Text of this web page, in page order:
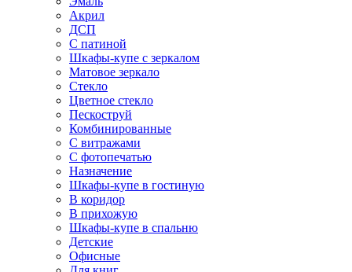
Акрил
ДСП
С патиной
Шкафы-купе с зеркалом
Матовое зеркало
Стекло
Цветное стекло
Пескоструй
Комбинированные
С витражами
С фотопечатью
Назначение
Шкафы-купе в гостиную
В коридор
В прихожую
Шкафы-купе в спальню
Детские
Офисные